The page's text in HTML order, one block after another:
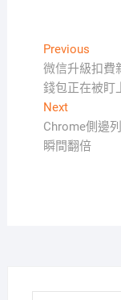
文
章
導
覽
Previous
post:
微信升級扣費
錢包正在被盯
NextNext
post:
Chrome側邊
瞬間翻倍